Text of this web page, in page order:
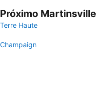
Próximo Martinsville
Terre Haute
Champaign